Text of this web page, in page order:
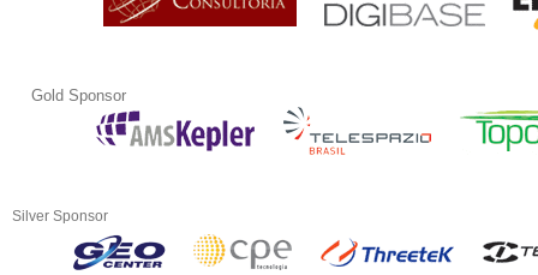
Gold Sponsor
Silver Sponsor